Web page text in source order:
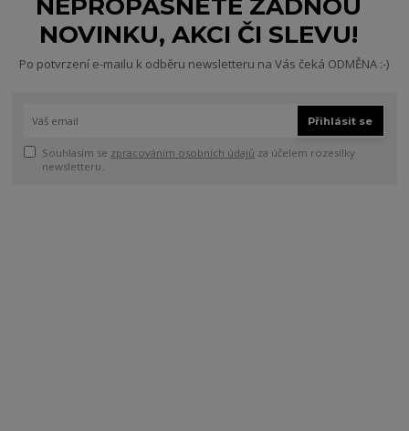
NEPROPÁSNĚTE ŽÁDNOU
NOVINKU, AKCI ČI SLEVU!
Po potvrzení e-mailu k odběru newsletteru na Vás čeká ODMĚNA :-)
Přihlásit se
Souhlasím se zpracováním osobních údajů za účelem rozesílky
newsletteru.